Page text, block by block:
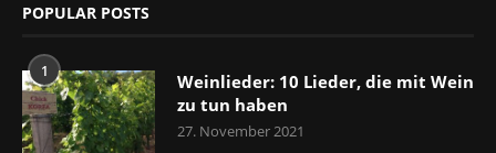
POPULAR POSTS
1
Weinlieder: 10 Lieder, die mit Wein
zu tun haben
27. November 2021